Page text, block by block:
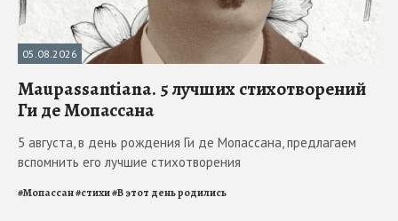
05.08.2026
Maupassantiana. 5 лучших стихотворений
Ги де Мопассана
5 августа, в день рождения Ги де Мопассана, предлагаем
вспомнить его лучшие стихотворения
#Мопассан#стихи#В этот день родились